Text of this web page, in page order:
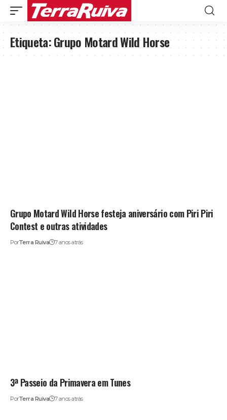
Etiqueta:Grupo Motard Wild Horse
Grupo Motard Wild Horse festeja aniversário com Piri Piri
Contest e outras atividades
PorTerra Ruiva 7 anos atrás
3ª Passeio da Primavera em Tunes
PorTerra Ruiva 7 anos atrás